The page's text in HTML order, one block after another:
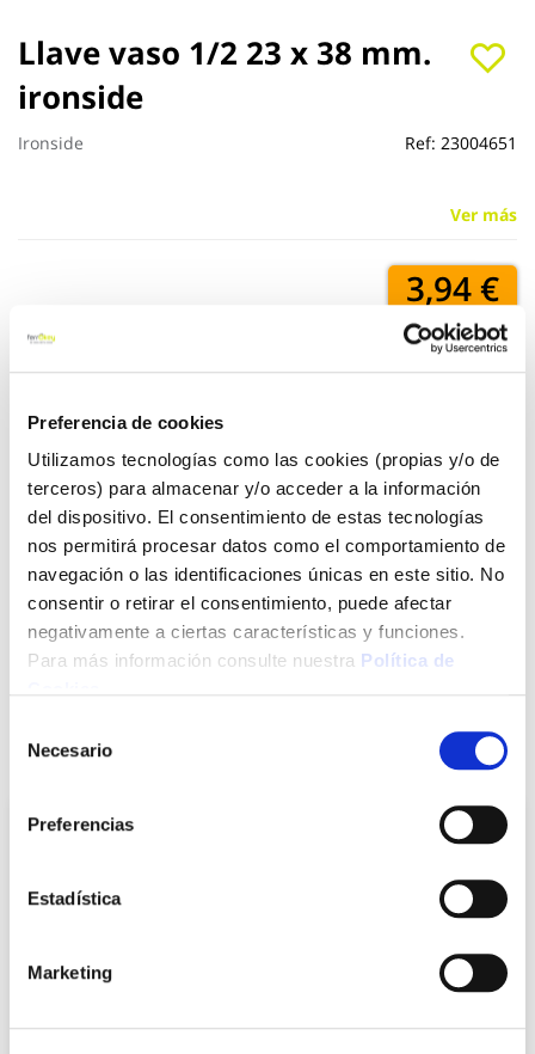
Preferencia de cookies
Utilizamos tecnologías como las cookies (propias y/o de
terceros) para almacenar y/o acceder a la información
del dispositivo. El consentimiento de estas tecnologías
nos permitirá procesar datos como el comportamiento de
navegación o las identificaciones únicas en este sitio. No
consentir o retirar el consentimiento, puede afectar
negativamente a ciertas características y funciones.
Para más información consulte nuestra Política de
Necesario
Preferencias
Estadística
Marketing
Llave vaso 1/2 23 x 38 mm.
ironside
Ironside Ref: 23004651
Ver más
3,94 €
Añadir al carrito
Click&Collect - Recogida gratis
en nuestras tiendas
Envío a domicilio:
5 días hábiles
+ INFO
Saltar
al
comienzo
de
la
También te puede interesar